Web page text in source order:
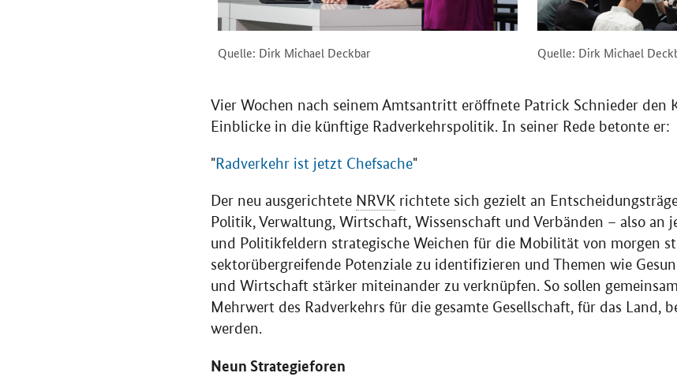
Quelle: Dirk Michael Deckbar Quelle: Dirk Michael
Vier Wochen nach seinem Amtsantritt eröffnete Patrick Schnieder den
Einblicke in die künftige Radverkehrspolitik. In seiner Rede betonte er:
"Radverkehr ist jetzt Chefsache"
Der neu ausgerichtete NRVK richtete sich gezielt an
Politik, Verwaltung, Wirtschaft, Wissenschaft und Verbänden – also an
und Politikfeldern strategische Weichen für die Mobilität von morgen
sektorübergreifende Potenziale zu identifizieren und Themen wie
und Wirtschaft stärker miteinander zu verknüpfen. So sollen
Mehrwert des Radverkehrs für die gesamte Gesellschaft, für das Land,
werden.
Neun Strategieforen